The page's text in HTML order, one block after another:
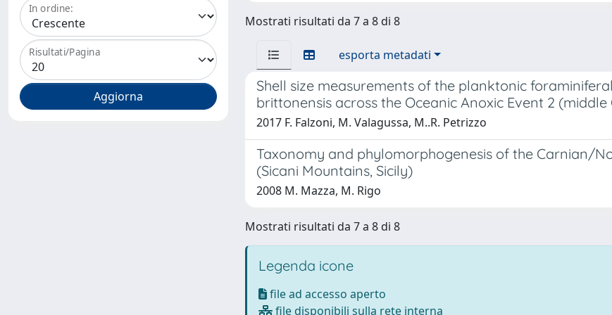
In ordine:
Risultati/Pagina
Mostrati risultati da 7 a 8 di 8
esporta metadati
Shell size measurements of the planktonic
brittonensis across the Oceanic Anoxic Event 2 (middle
2017 F. Falzoni, M. Valagussa, M..R. Petrizzo
Taxonomy and phylomorphogenesis of the Carnian/
(Sicani Mountains, Sicily)
2008 M. Mazza, M. Rigo
Mostrati risultati da 7 a 8 di 8
Legenda icone
file ad accesso aperto
file disponibili sulla rete interna